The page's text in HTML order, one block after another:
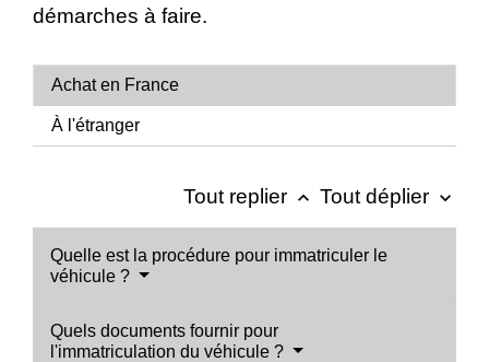
démarches à faire.
Achat en France
À l'étranger
Tout replier keyboard_arrow_up Tout déplier keyboard_arrow_down
Quelle est la procédure pour immatriculer le
véhicule ?
Quels documents fournir pour
l'immatriculation du véhicule ?